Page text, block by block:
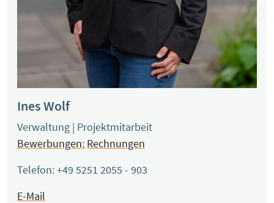
Ines Wolf
Verwaltung | Projektmitarbeit
Bewerbungen; Rechnungen
Telefon: +49 5251 2055 - 903
E-Mail